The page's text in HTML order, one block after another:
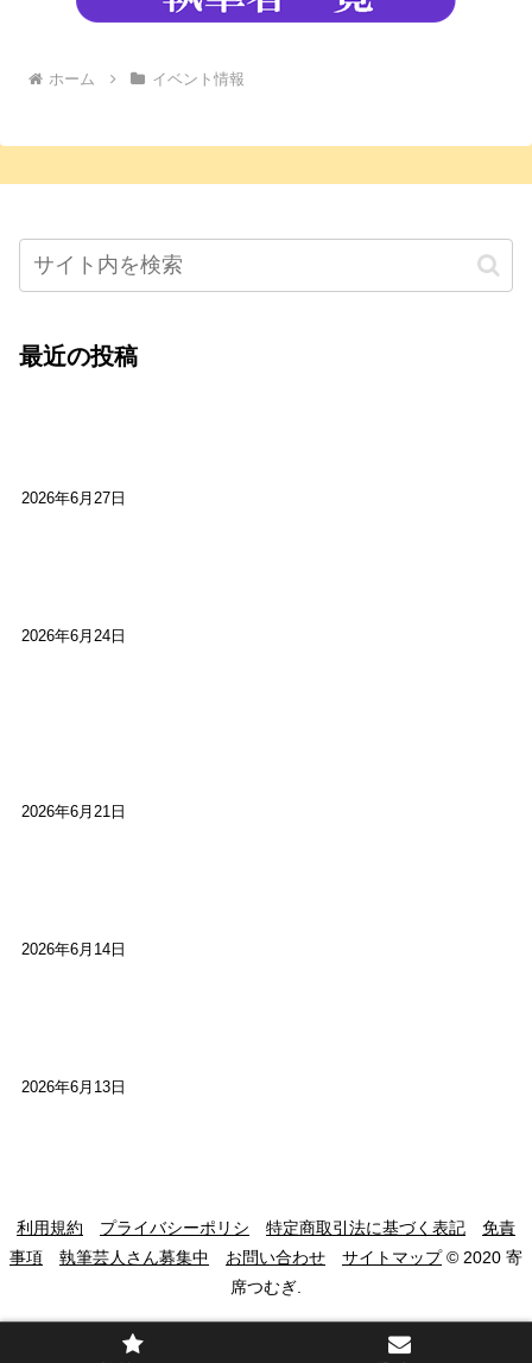
ホーム イベント情報
最近の投稿
2026年6月27日
2026年6月24日
2026年6月21日
2026年6月14日
2026年6月13日
利用規約 プライバシーポリシ 特定商取引法に基づく表記
免責
事項
執筆芸人さん募集中 お問い合わせ サイトマップ© 2020 寄
席つむぎ.